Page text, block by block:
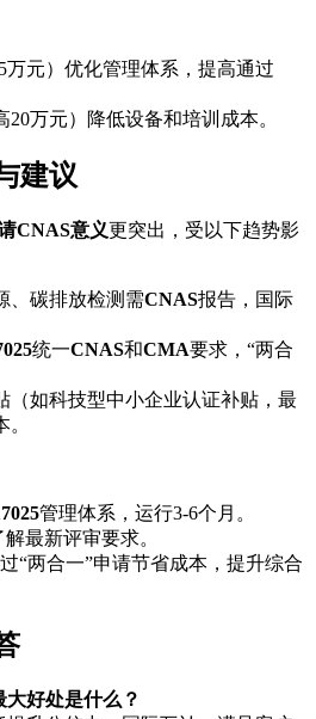
万元）优化管理体系，提高通过
万元）降低设备和培训成本。
建议
CNAS意义更突出，受以下趋势影
、碳排放检测需CNAS报告，国际
统一CNAS和CMA要求，“两合
（如科技型中小企业认证补贴，最
管理体系，运行3-6个月。
最新评审要求。
过“两合一”申请节省成本，提升综合
好处是什么？